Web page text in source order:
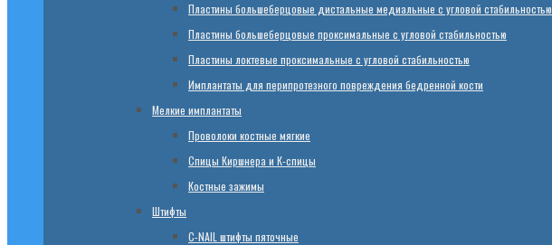
Пластины большеберцовые дистальные медиальные с угловой стабильностью
Пластины большеберцовые проксимальные с угловой стабильностью
Пластины локтевые проксимальные с угловой стабильностью
Имплантаты для перипротезного повреждения бедренной кости
Мелкие имплантаты
Проволоки костные мягкие
Спицы Киршнера и К-спицы
Костные зажимы
Штифты
C-NAIL штифты пяточные